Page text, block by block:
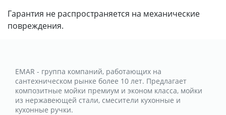
Гарантия не распространяется на механические
повреждения.
EMAR - группа компаний, работающих на
сантехническом рынке более 10 лет. Предлагает
композитные мойки премиум и эконом класса, мойки
из нержавеющей стали, смесители кухонные и
кухонные ручки.